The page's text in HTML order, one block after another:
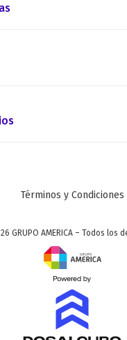
Términos y Condiciones
GRUPO AMERICA – Todos los